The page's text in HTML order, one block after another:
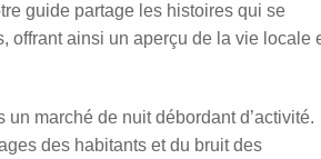
guide partage les histoires qui se
offrant ainsi un aperçu de la vie locale
marché de nuit débordant d’activité.
des habitants et du bruit des